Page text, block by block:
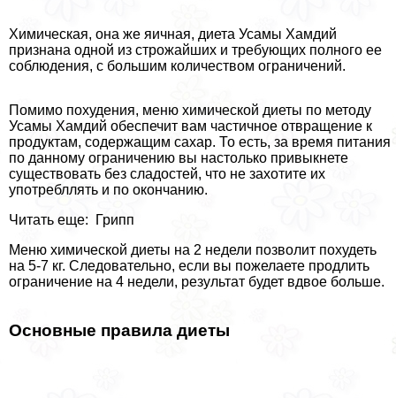
Химическая, она же яичная, диета Усамы Хамдий
признана одной из строжайших и требующих полного ее
соблюдения, с большим количеством ограничений.
Помимо похудения, меню химической диеты по методу
Усамы Хамдий обеспечит вам частичное отвращение к
продуктам, содержащим сахар. То есть, за время питания
по данному ограничению вы настолько привыкнете
существовать без сладостей, что не захотите их
употрeбллять и по окончанию.
Читать еще: Грипп
Меню химической диеты на 2 недели позволит похудеть
на 5-7 кг. Следовательно, если вы пожелаете продлить
ограничение на 4 недели, результат будет вдвое больше.
Основные правила диеты